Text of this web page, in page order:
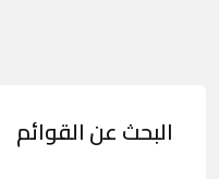
البحث عن القوائم